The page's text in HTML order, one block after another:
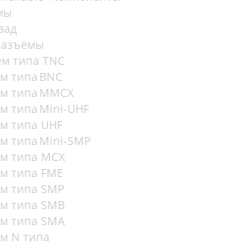
типа TNC
типа BNC
типа MMCX
типа Mini-UHF
типа UHF
типа Mini-SMP
типа MCX
типа FME
типа SMP
типа SMB
типа SMA
N типа